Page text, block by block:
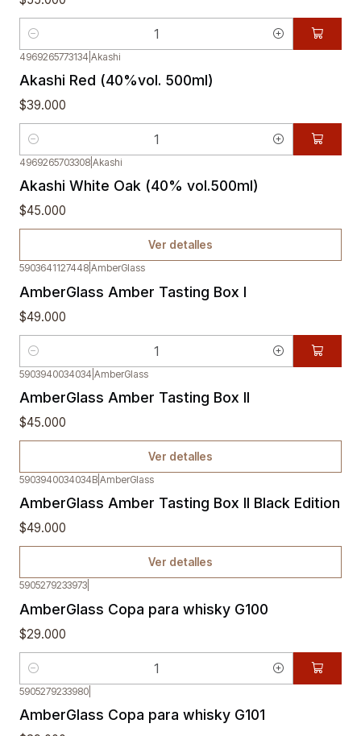
Cantidad
4969265773134 Akashi
Akashi Red (40%vol. 500ml)
$39.000
Cantidad
Agotado
4969265703308 Akashi
Akashi White Oak (40% vol.500ml)
$45.000
Ver detalles
5903641127448 AmberGlass
AmberGlass Amber Tasting Box I
$49.000
Cantidad
Agotado
5903940034034 AmberGlass
AmberGlass Amber Tasting Box II
$45.000
Ver detalles
Agotado
5903940034034B AmberGlass
AmberGlass Amber Tasting Box II Black Edition
$49.000
Ver detalles
5905279233973
AmberGlass Copa para whisky G100
$29.000
Cantidad
5905279233980
AmberGlass Copa para whisky G101